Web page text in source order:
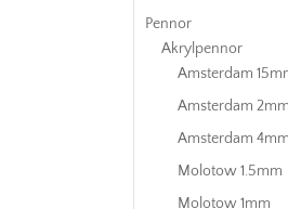
Pennor
Akrylpennor
Amsterdam
Amsterdam 2mm
Amsterdam 4mm
Molotow 1.5mm
Molotow 1mm